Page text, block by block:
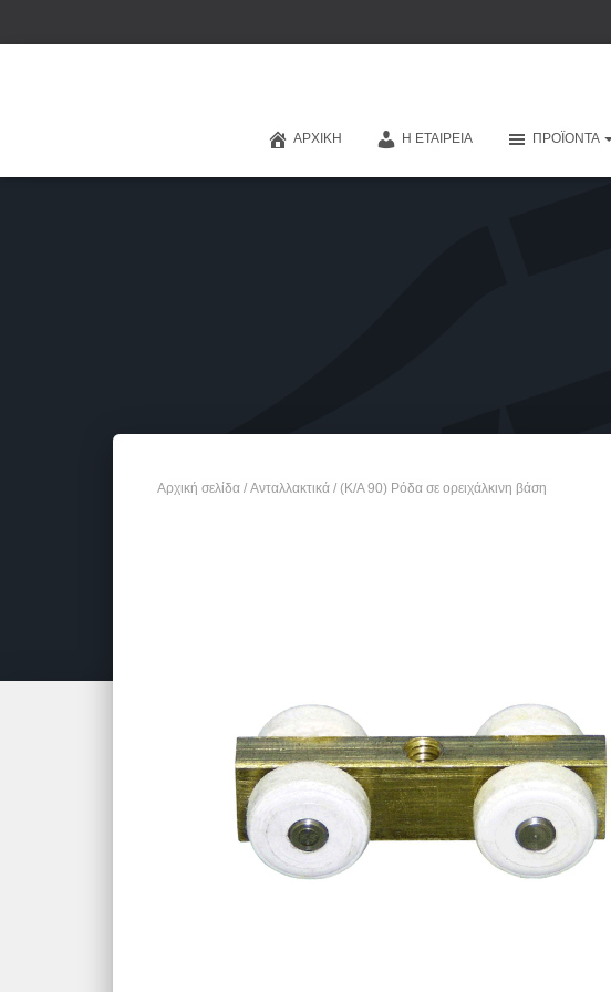
ΑΡΧΙΚΉ Η ΕΤΑΙΡΕΊΑ ΠΡΟΪΌΝΤΑ
Αρχική σελίδα / Ανταλλακτικά / (Κ/Α 90) Ρόδα σε ορειχάλκινη βάση